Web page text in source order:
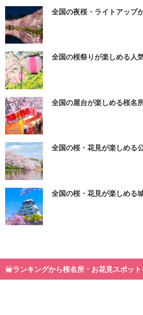
全国の夜桜・ライトアップ
全国の桜祭りが楽しめる人
全国の屋台が楽しめる桜名
全国の桜・花見が楽しめる
全国の桜・花見が楽しめる
ランキングから桜名所・お花見スポット